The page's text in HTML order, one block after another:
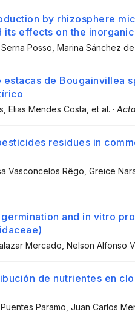
by rhizosphere
its effects on the
Posso , Marina Sánchez
estacas de Bougainvillea
, Elias Mendes Costa , et al. ·
residues in
Vasconcelos Rêgo , Greice
and in vitro
Mercado , Nelson Alfonso
de nutrientes en
Paramo , Juan Carlos